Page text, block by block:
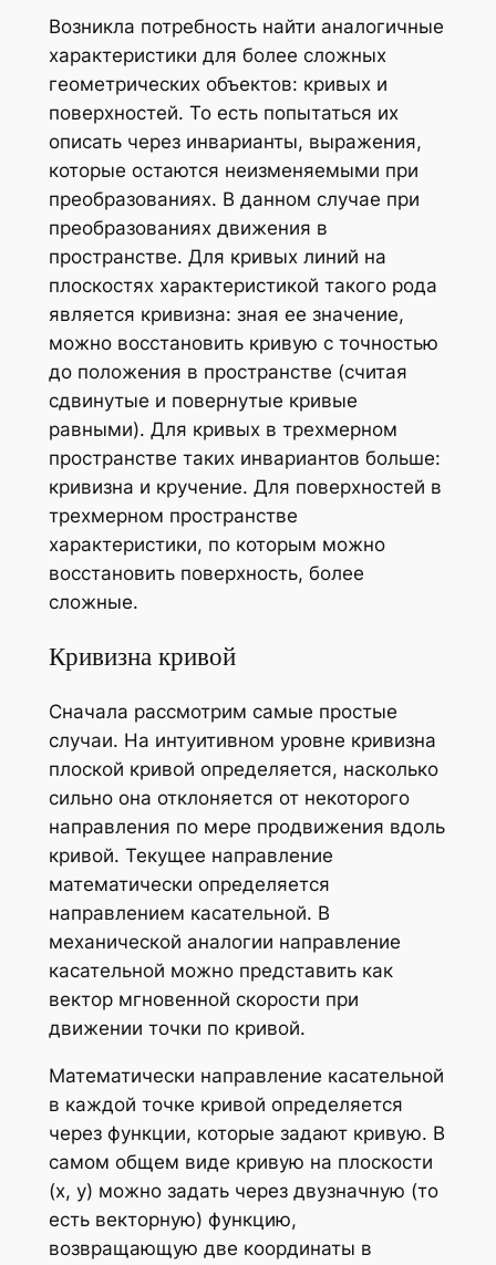
Возникла потребность найти аналогичные
характеристики для более сложных
геометрических объектов: кривых и
поверхностей. То есть попытаться их
описать через инварианты, выражения,
которые остаются неизменяемыми при
преобразованиях. В данном случае при
преобразованиях движения в
пространстве. Для кривых линий на
плоскостях характеристикой такого рода
является кривизна: зная ее значение,
можно восстановить кривую с точностью
до положения в пространстве (считая
сдвинутые и повернутые кривые
равными). Для кривых в трехмерном
пространстве таких инвариантов больше:
кривизна и кручение. Для поверхностей в
трехмерном пространстве
характеристики, по которым можно
восстановить поверхность, более
сложные.
Кривизна кривой
Сначала рассмотрим самые простые
случаи. На интуитивном уровне кривизна
плоской кривой определяется, насколько
сильно она отклоняется от некоторого
направления по мере продвижения вдоль
кривой. Текущее направление
математически определяется
направлением касательной. В
механической аналогии направление
касательной можно представить как
вектор мгновенной скорости при
движении точки по кривой.
Математически направление касательной
в каждой точке кривой определяется
через функции, которые задают кривую. В
самом общем виде кривую на плоскости
(x, y) можно задать через двузначную (то
есть векторную) функцию,
возвращающую две координаты в